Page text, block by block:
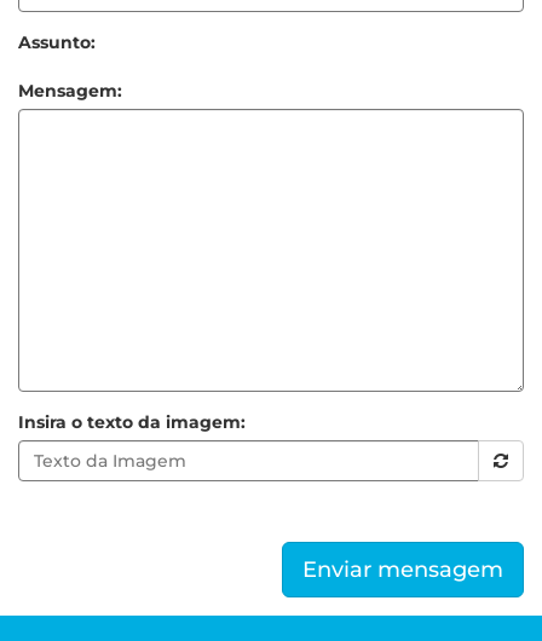
Assunto:
Mensagem:
Insira o texto da imagem:
Enviar mensagem